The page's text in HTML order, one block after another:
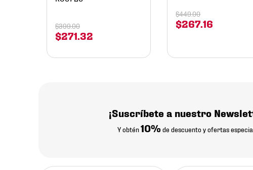
$271.32
$399.00 $267.16
$449.00
¡Suscríbete a nuestro
Y obtén10% de descuento y ofertas